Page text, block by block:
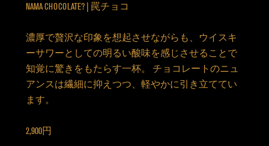
NAMA CHOCOLATE? | 罠チョコ
濃厚で贅沢な印象を想起させながらも、ウイスキ
ーサワーとしての明るい酸味を感じさせることで
知覚に驚きをもたらす一杯。 チョコレートのニュ
アンスは繊細に抑えつつ、軽やかに引き立ててい
ます。
2,900円